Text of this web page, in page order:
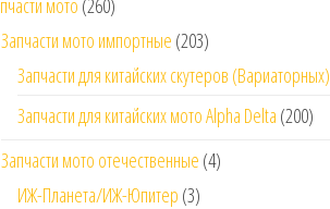
мото (260)
Запчасти мото импортные (203)
Запчасти для китайских скутеров (Вариаторных)
Запчасти для китайских мото Alpha Delta (200)
Запчасти мото отечественные (4)
ИЖ-Планета/ИЖ-Юпитер (3)